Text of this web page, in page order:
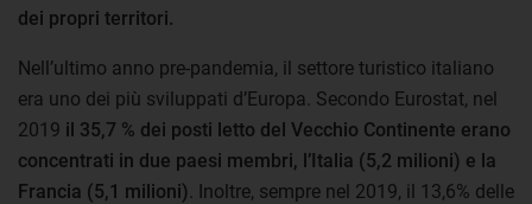
dei propri territori.
Nell’ultimo anno pre-pandemia, il settore turistico italiano
era uno dei più sviluppati d’Europa. Secondo Eurostat, nel
2019 il 35,7 % dei posti letto del Vecchio Continente erano
concentrati in due paesi membri, l’Italia (5,2 milioni) e la
Francia (5,1 milioni) . Inoltre, sempre nel 2019, il 13,6% delle